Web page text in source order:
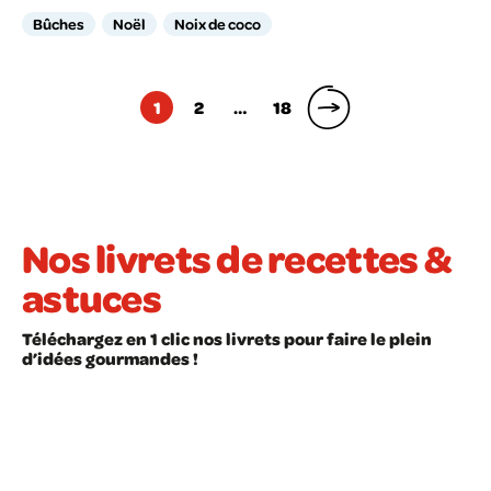
Bûches Noël Noix de coco
Pagination
1 2 … 18
Nos livrets de recettes &
astuces
Téléchargez en 1 clic nos livrets pour faire le plein
d’idées gourmandes !